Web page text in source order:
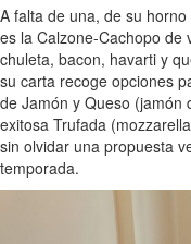
A falta de una, de su
es la Calzone-Cachopo de
chuleta, bacon, havarti y
su carta recoge opciones
de Jamón y Queso (jamón
exitosa Trufada
sin olvidar una propuesta
temporada.